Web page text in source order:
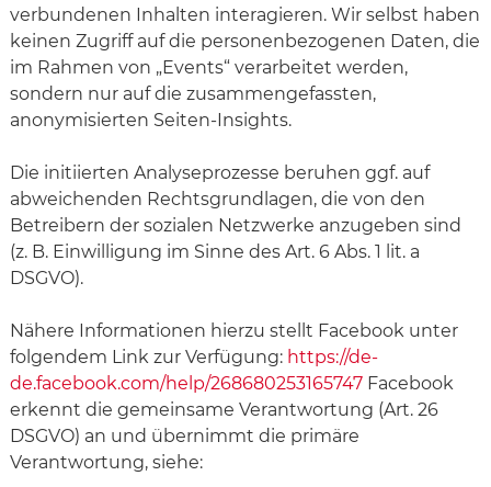
verbundenen Inhalten interagieren. Wir selbst haben
keinen Zugriff auf die personenbezogenen Daten, die
im Rahmen von „Events“ verarbeitet werden,
sondern nur auf die zusammengefassten,
anonymisierten Seiten-Insights.
Die initiierten Analyseprozesse beruhen ggf. auf
abweichenden Rechtsgrundlagen, die von den
Betreibern der sozialen Netzwerke anzugeben sind
(z. B. Einwilligung im Sinne des Art. 6 Abs. 1 lit. a
DSGVO).
Nähere Informationen hierzu stellt Facebook unter
folgendem Link zur Verfügung: https://de-
de.facebook.com/help/268680253165747 Facebook
erkennt die gemeinsame Verantwortung (Art. 26
DSGVO) an und übernimmt die primäre
Verantwortung, siehe: